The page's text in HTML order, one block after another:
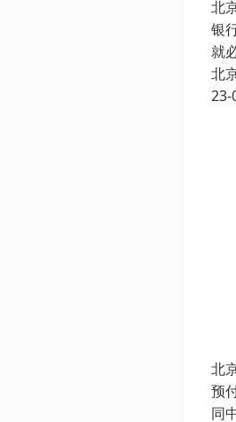
北
银
就
北
23-
北
预
同